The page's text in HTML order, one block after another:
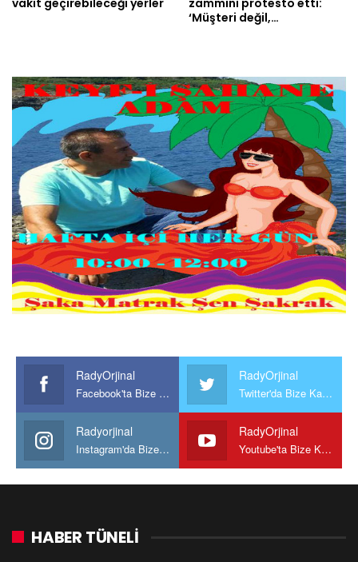
‘Müşteri değil,…
RadyOrjinal
Facebook'ta Bize Katılın
RadyOrjinal
Twitter'da Bize Katılın
Radyorjinal
Instagram'da Bize katılın
RadyOrjinal
Youtube'ta Bize Katılın
HABER TÜNELİ